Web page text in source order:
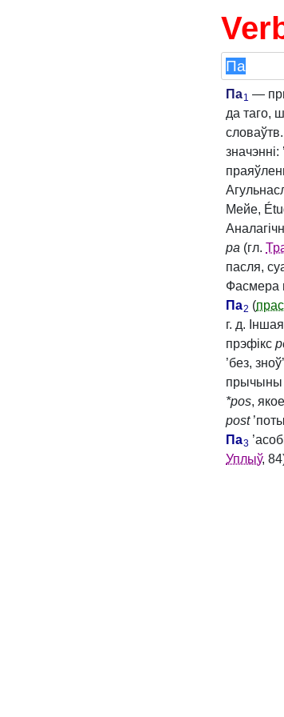
Па1 —
да таго,
Мейе,
pa (гл.
пасля,
Фасмера
Па2 (
г. д.
прэфікс
’без,
прычыны
*pos,
post
Па3
Уплыў,